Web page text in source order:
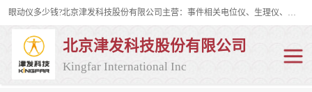
眼动仪多少钱?北京津发科技股份有限公司主营：事件相关电位仪、生理仪、肌电仪、脑电仪、皮电仪、眼动仪；是国家级高新技术企业、科技部认定的科技型中小企业和中关村高新技术企业，具备保密资格，具备自主进出口经营权；自主研发技术、产品与服务荣获多项省部级科学技术奖励、国家发明专利、国家软件著作权和省部级新技术新产品（服务）认证。
北京津发科技股份有限公司
Kingfar International Inc